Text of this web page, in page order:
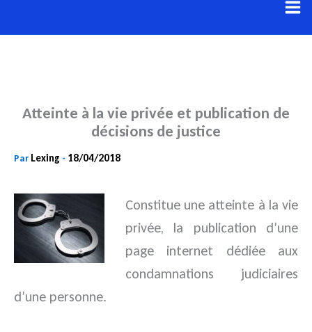
au
Atteinte à la vie privée et publication de
décisions de justice
Par Lexing - 18/04/2018
Constitue une atteinte à la vie
privée, la publication d’une
page internet dédiée aux
condamnations judiciaires
d’une personne.